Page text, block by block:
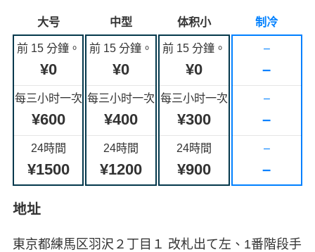
大号 中型 体积小 制冷
前 15 分鐘。
¥0
每三小时一次
¥600
24時間
¥1500
前 15 分鐘。
¥0
每三小时一次
¥400
24時間
¥1200
前 15 分鐘。
¥0
每三小时一次
¥300
24時間
¥900
–
–
–
–
–
–
地址
東京都練馬区羽沢２丁目１ 改札出て左、1番階段手